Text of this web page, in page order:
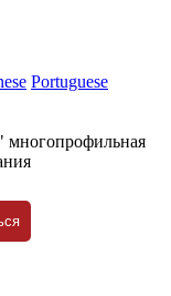
Portuguese